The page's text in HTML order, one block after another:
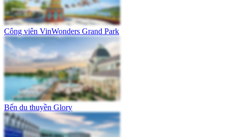
Công viên VinWonders Grand Park
Bến du thuyền Glory